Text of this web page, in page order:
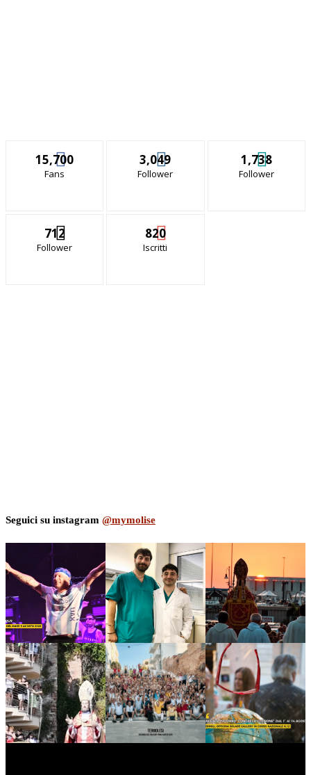
15,700
Fans
3,049
Follower
1,738
Follower
712
Follower
820
Iscritti
Seguici su instagram @mymolise